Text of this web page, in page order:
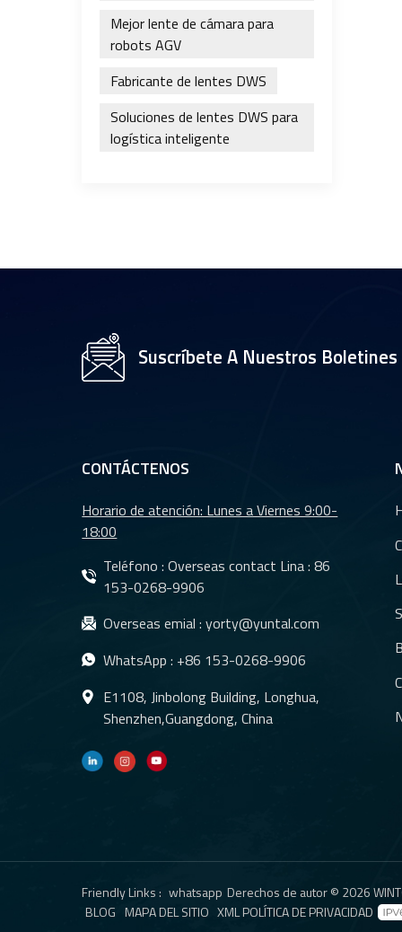
Mejor lente de cámara para
robots AGV
Fabricante de lentes DWS
Soluciones de lentes DWS para
logística inteligente
Suscríbete A Nuestros Boletines
CONTÁCTENOS
Horario de atención: Lunes a Viernes 9:00-
18:00
Teléfono : Overseas contact Lina :86
153-0268-9906
Overseas emial :yorty@yuntal.com
WhatsApp : +86 153-0268-9906
E1108, Jinbolong Building, Longhua,
Shenzhen,Guangdong, China
Friendly Links : whatsapp Derechos de autor © 2026
BLOG MAPA DEL SITIO XMLPOLÍTICA DE PRIVACIDAD